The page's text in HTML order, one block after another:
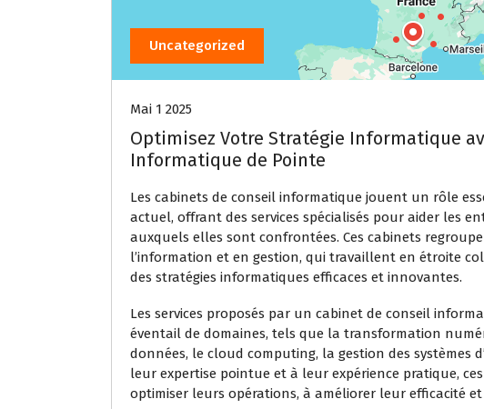
Uncategorized
Mai 1 2025
Optimisez Votre Stratégie Informatique
Informatique de Pointe
Les cabinets de conseil informatique jouent un rôle
actuel, offrant des services spécialisés pour aider les
auxquels elles sont confrontées. Ces cabinets
l’information et en gestion, qui travaillent en étroite
des stratégies informatiques efficaces et innovantes.
Les services proposés par un cabinet de conseil
éventail de domaines, tels que la transformation
données, le cloud computing, la gestion des systèmes
leur expertise pointue et à leur expérience pratique,
optimiser leurs opérations, à améliorer leur efficacité